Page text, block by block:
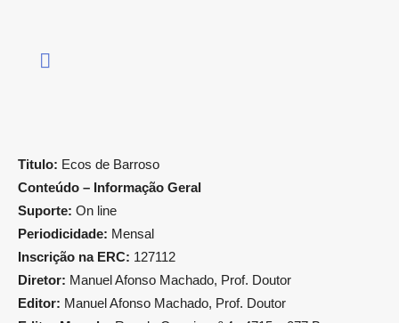
Titulo: Ecos de Barroso
Conteúdo – Informação Geral
Suporte: On line
Periodicidade: Mensal
Inscrição na ERC: 127112
Diretor: Manuel Afonso Machado, Prof. Doutor
Editor: Manuel Afonso Machado, Prof. Doutor